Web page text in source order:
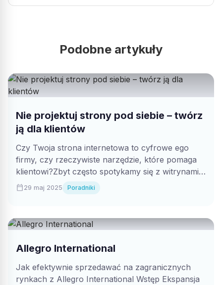
Podobne artykuły
Nie projektuj strony pod siebie – twórz
ją dla klientów
Czy Twoja strona internetowa to cyfrowe ego
firmy, czy rzeczywiste narzędzie, które pomaga
klientowi?Zbyt często spotykamy się z witrynami,
które...
calendar_today29 maj 2025 Poradniki
Allegro International
Jak efektywnie sprzedawać na zagranicznych
rynkach z Allegro International Wstęp Ekspansja